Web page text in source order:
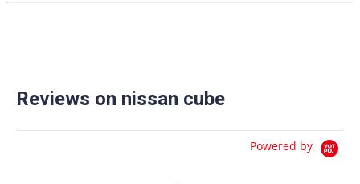
Reviews on nissan cube
Powered by